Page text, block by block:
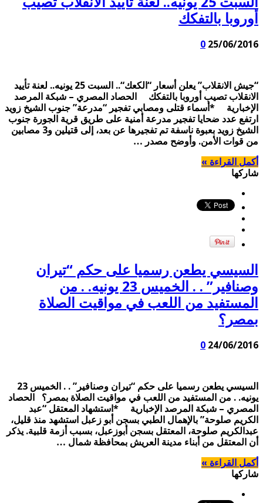
أوروبا بالتفكك
25/06/2016
0
“جيش الانقلاب” يعلن أسعار “الكعك“.. السبت 25 يونيه.. لعنة تأييد
الانقلاب تصيب أوروبا بالتفكك الحصاد المصري – شبكة المرصد
الإخبارية *أسماء قتلى ومصابي تفجير “مدرعة” جنوب الشيخ زويد
ارتفع عدد ضحايا تفجير مدرعة أمنية على طريق قرية الجورة جنوب
الشيخ زويد بعبوة ناسفة تم تفجيرها عن بعد، إلى قتيلين و3 مصابين
من قوات الأمن. وأوضح مصدر …
أكمل القراءة »
شاركها
السيسي يطعن رسميا على حكم “تيران
وصنافير” . . الخميس 23 يونيه. . من
المستفيد من اللعب في مواقيت الصلاة
بمصر؟
24/06/2016
0
السيسي يطعن رسميا على حكم “تيران وصنافير” . . الخميس 23
يونيه. . من المستفيد من اللعب في مواقيت الصلاة بمصر؟ الحصاد
المصري – شبكة المرصد الإخبارية *استشهاد المعتقل “عبد
الكريم صلوحة” بالإهمال الطبي بسجن أبو زعبل استشهد منذ قليل،
عبدالكريم صلوحة، المعتقل بسجن أبوزعبل، بسبب أزمة قلبية. يذكر
أن المعتقل من أبناء مدينة العريش بمحافظة شمال …
أكمل القراءة »
شاركها